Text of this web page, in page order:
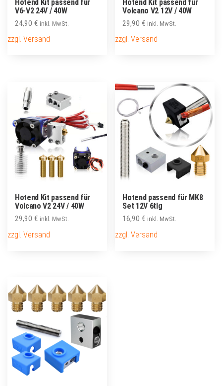
Hotend Kit passend für
V6-V2 24V / 40W
24,90 € inkl. MwSt.
zzgl. Versand
Hotend Kit passend für
Volcano V2 12V / 40W
29,90€ inkl. MwSt.
zzgl. Versand
Hotend Kit passend für
Volcano V2 24V / 40W
29,90 € inkl. MwSt.
zzgl. Versand
Hotend passend für MK8
Set 12V 6tlg
16,90€ inkl. MwSt.
zzgl. Versand